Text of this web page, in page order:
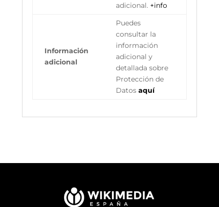
adicional. +info
Información
adicional
Puedes
consultar la
información
adicional y
detallada sobre
Protección de
Datos aquí